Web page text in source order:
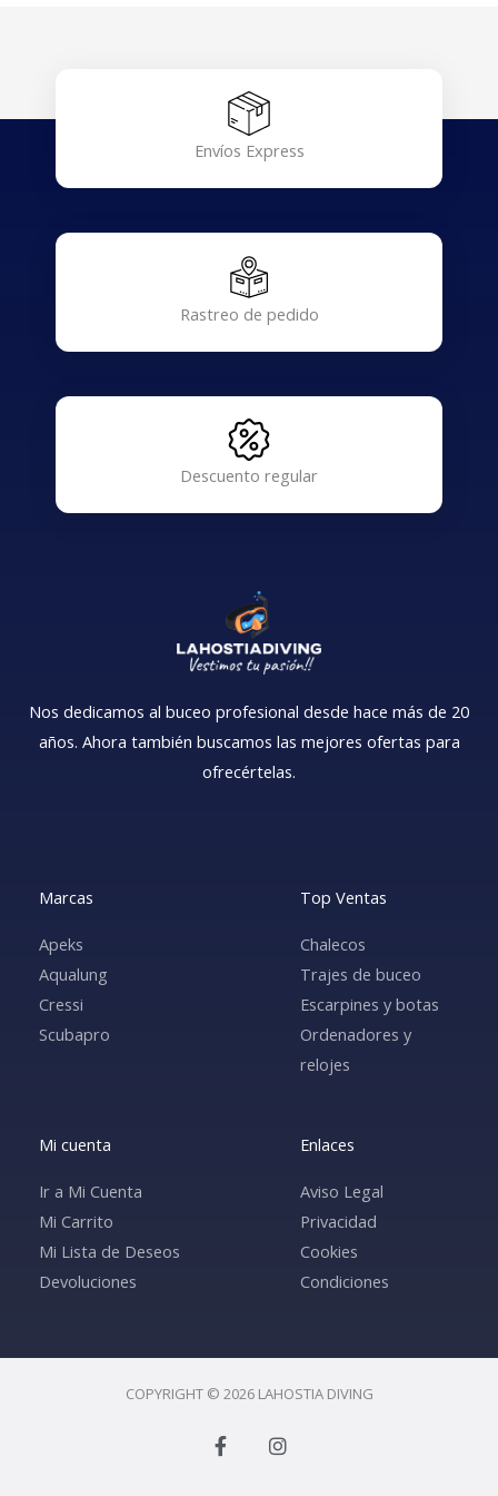
Envíos Express
Rastreo de pedido
Descuento regular
Nos dedicamos al buceo profesional desde hace más de 20
años. Ahora también buscamos las mejores ofertas para
ofrecértelas.
Marcas
Apeks
Aqualung
Cressi
Scubapro
Top Ventas
Chalecos
Trajes de buceo
Escarpines y botas
Ordenadores y
relojes
Mi cuenta
Ir a Mi Cuenta
Mi Carrito
Mi Lista de Deseos
Devoluciones
Enlaces
Aviso Legal
Privacidad
Cookies
Condiciones
COPYRIGHT © 2026 LAHOSTIA DIVING
F
a
I
n